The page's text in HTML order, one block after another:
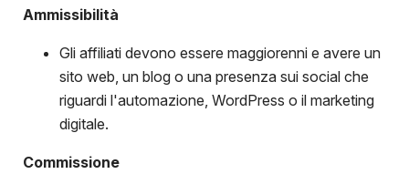
Ammissibilità
Gli affiliati devono essere maggiorenni e avere un
sito web, un blog o una presenza sui social che
riguardi l'automazione, WordPress o il marketing
digitale.
Commissione